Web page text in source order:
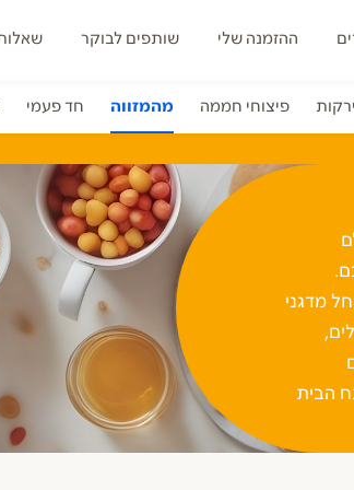
ההזמנה שלי שותפים לבוקר
פיצוחי חממה מהמזווה חד פעמי
מדגני
הבית